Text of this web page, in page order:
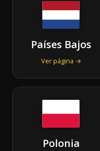
Países Bajos
Ver página →
Polonia